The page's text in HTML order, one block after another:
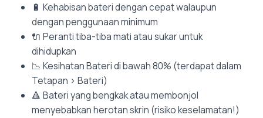
🔋 Kehabisan bateri dengan cepat walaupun
dengan penggunaan minimum
🔌 Peranti tiba-tiba mati atau sukar untuk
dihidupkan
📉 Kesihatan Bateri di bawah 80% (terdapat dalam
Tetapan > Bateri)
🔺 Bateri yang bengkak atau membonjol
menyebabkan herotan skrin (risiko keselamatan!)